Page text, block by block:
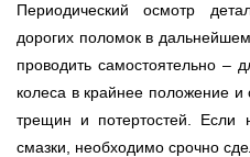
Периодический осмотр
дорогих поломок в
проводить самостоятельно –
колеса в крайнее положение
трещин и потертостей. Если
смазки, необходимо срочно